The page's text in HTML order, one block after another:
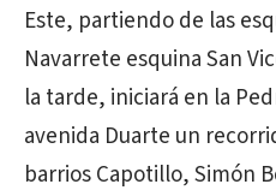
Este, partiendo de las
Navarrete esquina San
la tarde, iniciará en la
avenida Duarte un
barrios Capotillo, Simón